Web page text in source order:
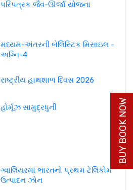
પરિપત્રક જૈવ-ઊર્જા યોજના
મધ્યમ-અંતરની બેલિસ્ટિક મિસાઇલ -
અગ્નિ-4
રાષ્ટ્રીય હાથશાળ દિવસ 2026
હોર્મૂઝ સામુદ્રધુની
ગ્વાલિયરમાં ભારતનો પ્રથમ ટેલિકોમ
ઉત્પાદન ઝોન
BUY BOOK NOW